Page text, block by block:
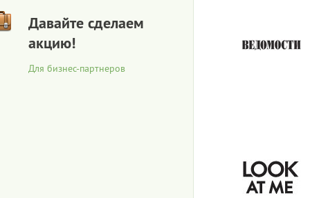
Давайте сделаем
акцию!
Для бизнес-партнеров